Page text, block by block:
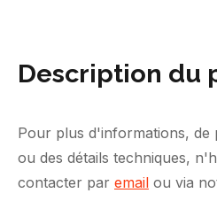
Description du
Pour plus d'informations, de
ou des détails techniques,
contacter par email ou via